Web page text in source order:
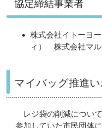
協定締結事業者
株式会社イトーヨ
ィ） 株式会社マ
マイバッグ推進
レジ袋の削減につい
参加していた市民団体